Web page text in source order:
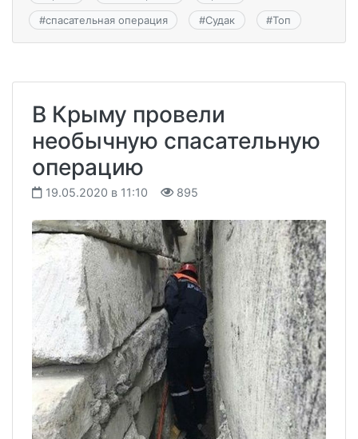
#спасательная операция #Судак #Топ
В Крыму провели
необычную спасательную
операцию
19.05.2020 в 11:10 895